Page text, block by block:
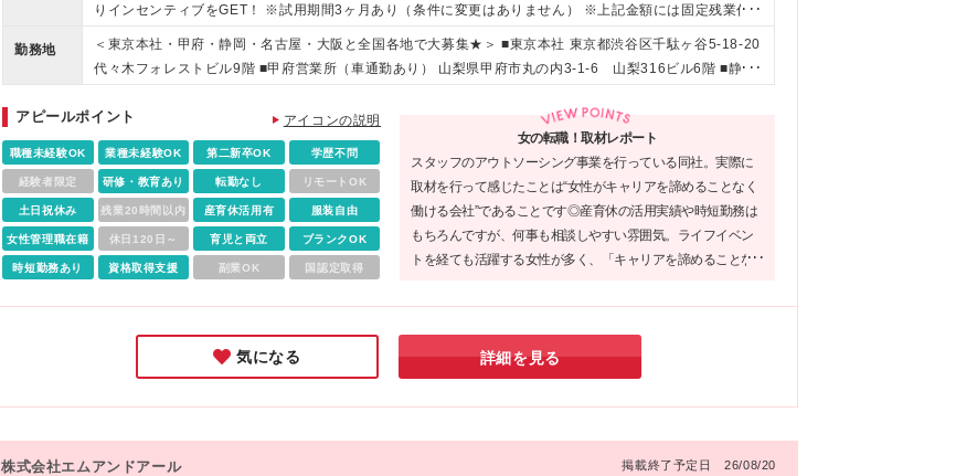
りインセンティブをGET！ ※試用期間3ヶ月あり（条件に変更はありません） ※上記金額には固定残業代
（月20時間分、30,395円分～）を含みます ※20時間を超過した際は別途残業代を支給いたします
勤務地
＜東京本社・甲府・静岡・名古屋・大阪と全国各地で大募集★＞ ■東京本社 東京都渋谷区千駄ヶ谷5-18-20
代々木フォレストビル9階 ■甲府営業所（車通勤あり） 山梨県甲府市丸の内3-1-6 山梨316ビル6階 ■静岡
愛知県名古屋市中村区名駅南2-11-44 ＧＳ名駅南ビル2階 ■大阪営業所 大阪府大阪市中央区道修町3-4-11
新芝川ビル5階 500号室 ※入社後は関連会社（株式会社エムアールエス）へ出向の可能性がございます
∟東京都渋谷区千駄ヶ谷5-18-20 代々木フォレストビル6階 ※変更の範囲：上記を除く当社関連勤務地
アピールポイント アイコンの説明
職種未経験OK 業種未経験OK 第二新卒OK 学歴不問
経験者限定 研修・教育あり 転勤なし リモートOK
土日祝休み 残業20時間以内 産育休活用有 服装自由
女性管理職在籍 休日120日～ 育児と両立 ブランクOK
時短勤務あり 資格取得支援 副業OK 国認定取得
女の転職！取材レポート
スタッフのアウトソーシング事業を行っている同社。実際に
取材を行って感じたことは“女性がキャリアを諦めることなく
働ける会社”であることです◎産育休の活用実績や時短勤務は
もちろんですが、何事も相談しやすい雰囲気。ライフイベン
トを経ても活躍する女性が多く、「キャリアを諦めることな
けられる環境を整えられていました。
気になる 詳細を見る
株式会社エムアンドアール 掲載終了予定日 26/08/20